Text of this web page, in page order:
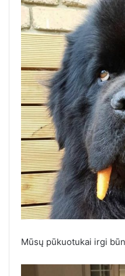
Mūsų pūkuotukai irgi